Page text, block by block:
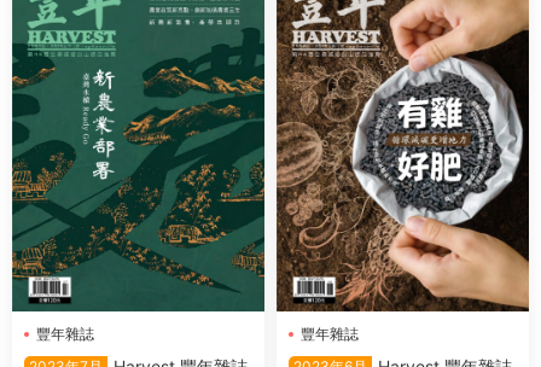
豐年雜誌
豐年雜誌